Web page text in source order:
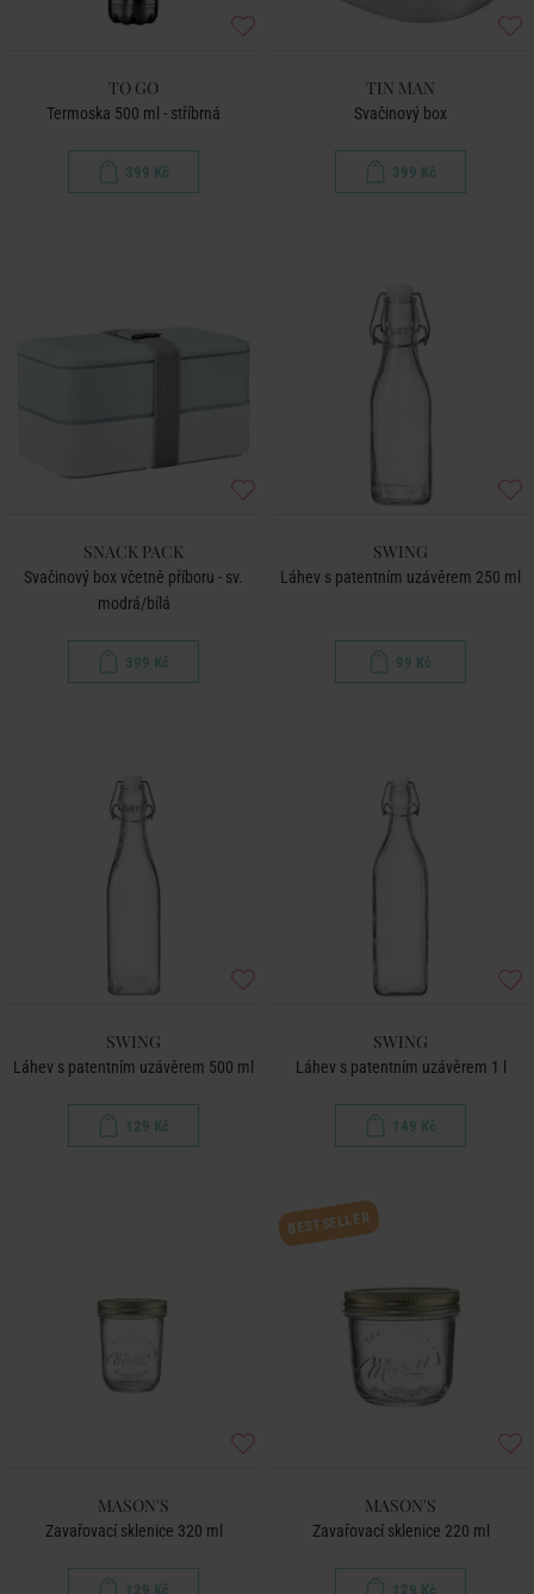
TO GO
Termoska 500 ml - stříbrná
399 Kč
TIN MAN
Svačinový box
399 Kč
SNACK PACK
Svačinový box včetně příboru - sv.
modrá/bílá
399 Kč
SWING
Láhev s patentním uzávěrem 250 ml
99 Kč
SWING
Láhev s patentním uzávěrem 500 ml
129 Kč
SWING
Láhev s patentním uzávěrem 1 l
149 Kč
MASON'S
Zavařovací sklenice 320 ml
129 Kč
BESTSELLER
MASON'S
Zavařovací sklenice 220 ml
129 Kč